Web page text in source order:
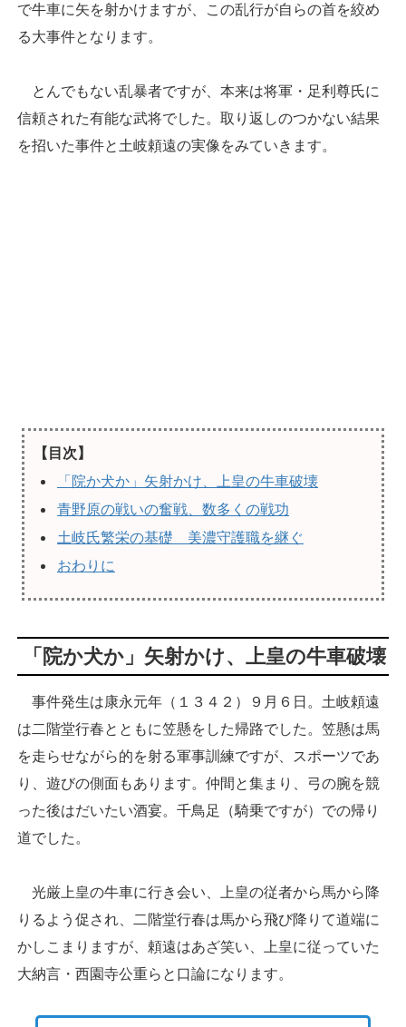
で牛車に矢を射かけますが、この乱行が自らの首を絞め
る大事件となります。
とんでもない乱暴者ですが、本来は将軍・足利尊氏に
信頼された有能な武将でした。取り返しのつかない結果
を招いた事件と土岐頼遠の実像をみていきます。
【目次】
「院か犬か」矢射かけ、上皇の牛車破壊
青野原の戦いの奮戦、数多くの戦功
土岐氏繁栄の基礎 美濃守護職を継ぐ
おわりに
「院か犬か」矢射かけ、上皇の牛車破壊
事件発生は康永元年（１３４２）９月６日。土岐頼遠
は二階堂行春とともに笠懸をした帰路でした。笠懸は馬
を走らせながら的を射る軍事訓練ですが、スポーツであ
り、遊びの側面もあります。仲間と集まり、弓の腕を競
った後はだいたい酒宴。千鳥足（騎乗ですが）での帰り
道でした。
光厳上皇の牛車に行き会い、上皇の従者から馬から降
りるよう促され、二階堂行春は馬から飛び降りて道端に
かしこまりますが、頼遠はあざ笑い、上皇に従っていた
大納言・西園寺公重らと口論になります。